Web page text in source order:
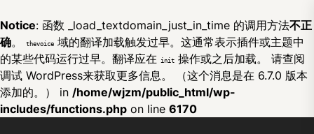
Notice: 函数 _load_textdomain_just_in_time 的调用方法不正
确。 thevoice 域的翻译加载触发过早。这通常表示插件或主题中
的某些代码运行过早。翻译应在
init 操作或之后加载。 请查阅
调试 WordPress来获取更多信息。 （这个消息是在 6.7.0 版本
添加的。） in /home/wjzm/public_html/wp-
includes/functions.php on line 6170